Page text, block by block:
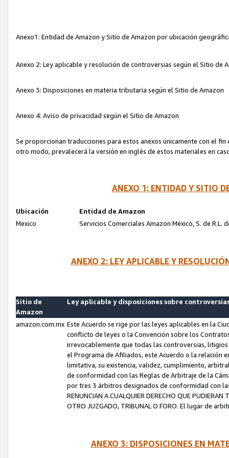
Anexo1: Entidad de Amazon y Sitio de Amazon por ubicación
Anexo 2: Ley aplicable y resolución de controversias según el Sitio de
Anexo 3: Disposiciones en materia tributaria según el Sitio de Amazon
Anexo 4: Aviso de privacidad según el Sitio de Amazon
Se proporcionan traducciones para estos anexos únicamente con el
otro modo, prevalecerá la versión en inglés de estos materiales en
ANEXO 1: ENTIDAD Y SITIO
Ubicación
Entidad de Amazon
Mexico
Servicios Comerciales Amazon México, S. de R.L.
ANEXO 2: LEY APLICABLE Y
Sitio de
Amazon
Ley aplicable y disposiciones sobre
amazon.com.mx Este Acuerdo se rige por las leyes aplicables en la
conflicto de leyes o la Convención sobre los
irrevocablemente que todas las controversias,
el Programa de Afiliados, este Acuerdo o la relación
limitativa, su existencia, validez, cumplimiento,
de conformidad con las Reglas de Arbitraje de la
por tres 3 árbitros designados de conformidad con las
RENUNCIAN A CUALQUIER DERECHO QUE
OTRO JUZGADO, TRIBUNAL O FORO. El lugar de
ANEXO 3: DISPOSICIONES EN